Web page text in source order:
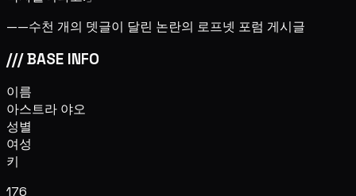
——수천 개의 뎃글이 달린 논란의 로프넷 포럼 게시글
///BASE INFO
이름
아스트라 야오
성별
여성
키
176